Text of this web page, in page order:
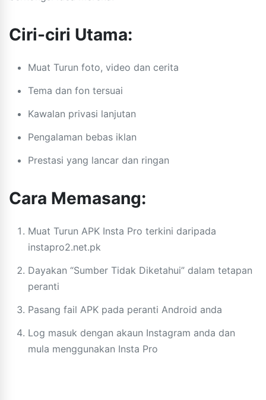
Ciri-ciri Utama:
Muat Turun foto, video dan cerita
Tema dan fon tersuai
Kawalan privasi lanjutan
Pengalaman bebas iklan
Prestasi yang lancar dan ringan
Cara Memasang:
Muat Turun APK Insta Pro terkini daripada
instapro2.net.pk
Dayakan “Sumber Tidak Diketahui” dalam tetapan
peranti
Pasang fail APK pada peranti Android anda
Log masuk dengan akaun Instagram anda dan
mula menggunakan Insta Pro